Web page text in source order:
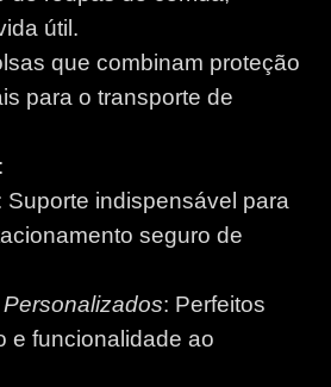
útil.
que combinam proteção
para o transporte de
:
Suporte indispensável para
seguro de
: Perfeitos
e funcionalidade ao